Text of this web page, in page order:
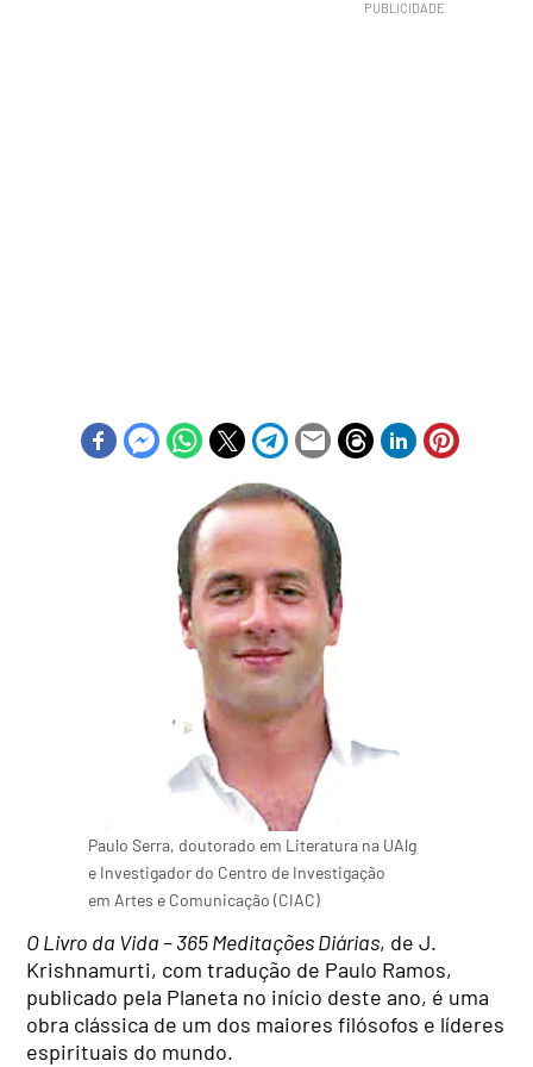
Paulo Serra, doutorado em Literatura na UAlg
e Investigador do Centro de Investigação
em Artes e Comunicação (CIAC)
O Livro da Vida – 365 Meditações Diárias, de J.
Krishnamurti, com tradução de Paulo Ramos,
publicado pela Planeta no início deste ano, é uma
obra clássica de um dos maiores filósofos e líderes
espirituais do mundo.